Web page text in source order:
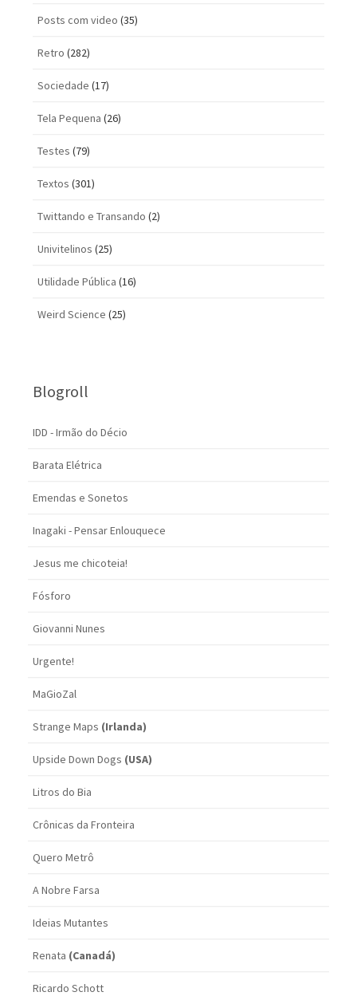
Posts com vi­deo (35)
Retro (282)
Sociedade (17)
Tela Pequena (26)
Testes (79)
Textos (301)
Twittando e Transando (2)
Univitelinos (25)
Utilidade Pública (16)
Weird Science (25)
Blogroll
IDD - Irmão do Décio
Barata Elétrica
Emendas e Sonetos
Inagaki - Pensar Enlouquece
Jesus me chicoteia!
Fósforo
Giovanni Nunes
Urgente!
MaGioZal
Strange Maps (Irlanda)
Upside Down Dogs (USA)
Litros do Bia
Crônicas da Fronteira
Quero Metrô
A Nobre Farsa
Ideias Mutantes
Renata (Canadá)
Ricardo Schott